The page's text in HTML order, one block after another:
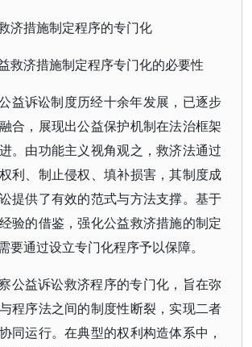
济措施制定程序的专门化
救济措施制定程序专门化的必要性
益诉讼制度历经十余年发展，已逐步
合，展现出公益保护机制在法治框架
。由功能主义视角观之，救济法通过
利、制止侵权、填补损害，其制度成
提供了有效的范式与方法支撑。基于
验的借鉴，强化公益救济措施的制定
要通过设立专门化程序予以保障。
公益诉讼救济程序的专门化，旨在弥
程序法之间的制度性断裂，实现二者
同运行。在典型的权利构造体系中，